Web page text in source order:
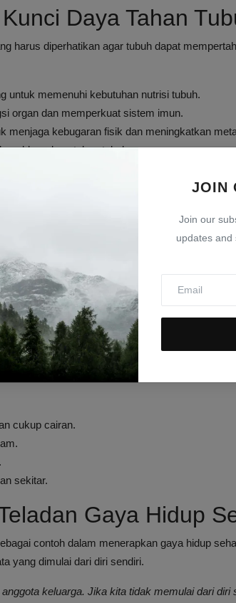
JOIN
Join our
updates and
Daya Tahan
harus diperhatikan agar tubuh dapat
untuk memenuhi kebutuhan nutrisi tubuh.
organ dan memperkuat sistem imun.
menjaga kebugaran fisik dan meningkatkan
daya tahan tubuh.
bergizi, dan tidur cukup bukan sekadar anjuran
Daripada
merupakan benteng pertahanan paling
daya tahan tubuh
sehat yang konsisten.
atau penyakit infeksi lainnya akan mudah
ada beberapa kebiasaan mudah dan murah
cukup cairan.
sekitar.
Gaya Hidup
contoh dalam menerapkan gaya hidup
yang dimulai dari diri sendiri.
keluarga. Jika kita tidak memulai dari diri